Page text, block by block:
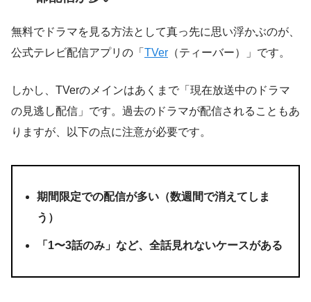
無料でドラマを見る方法として真っ先に思い浮かぶのが、
公式テレビ配信アプリの「 TVer （ティーバー）」です。
しかし、TVerのメインはあくまで「現在放送中のドラマ
の見逃し配信」です。過去のドラマが配信されることもあ
りますが、以下の点に注意が必要です。
期間限定での配信が多い （数週間で消えてしま
う）
「1〜3話のみ」など、全話見れないケースがある